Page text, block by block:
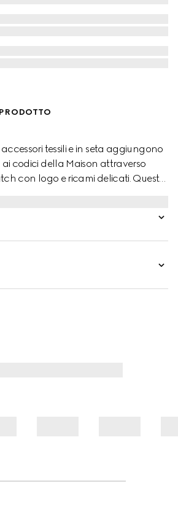
tessili e in seta aggiungono
codici della Maison attraverso
con logo e ricami delicati. Questo